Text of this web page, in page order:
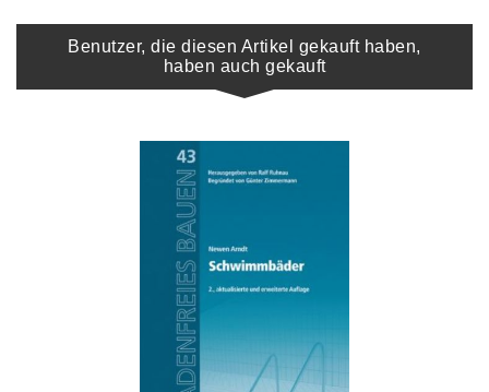
Benutzer, die diesen Artikel gekauft haben,
haben auch gekauft